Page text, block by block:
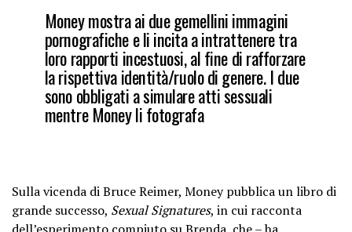
Money mostra ai due gemellini immagini
pornografiche e li incita a intrattenere tra
loro rapporti incestuosi, al fine di rafforzare
la rispettiva identità/ruolo di genere. I due
sono obbligati a simulare atti sessuali
mentre Money li fotografa
Sulla vicenda di Bruce Reimer, Money pubblica un libro di
grande successo, Sexual Signatures, in cui racconta
dell’esperimento compiuto su Brenda, che – ha